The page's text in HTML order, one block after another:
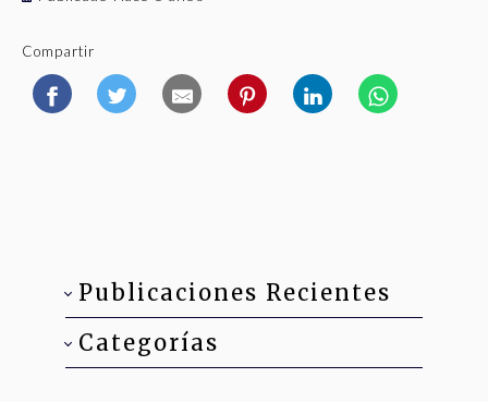
Compartir
Publicaciones Recientes
Categorías